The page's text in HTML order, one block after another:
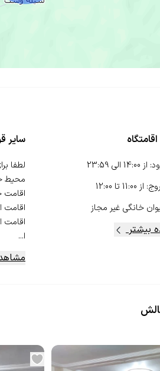
: از 14:00 الی 23:59
: از 11:00 تا 12:00
خانگی غیر مجاز
بیشتر
سایر
لطفا
ا...